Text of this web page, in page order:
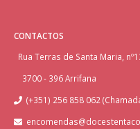
CONTACTOS
Rua Terras de Santa Maria,
3700 - 396 Arrifana
(+351) 256 858 062